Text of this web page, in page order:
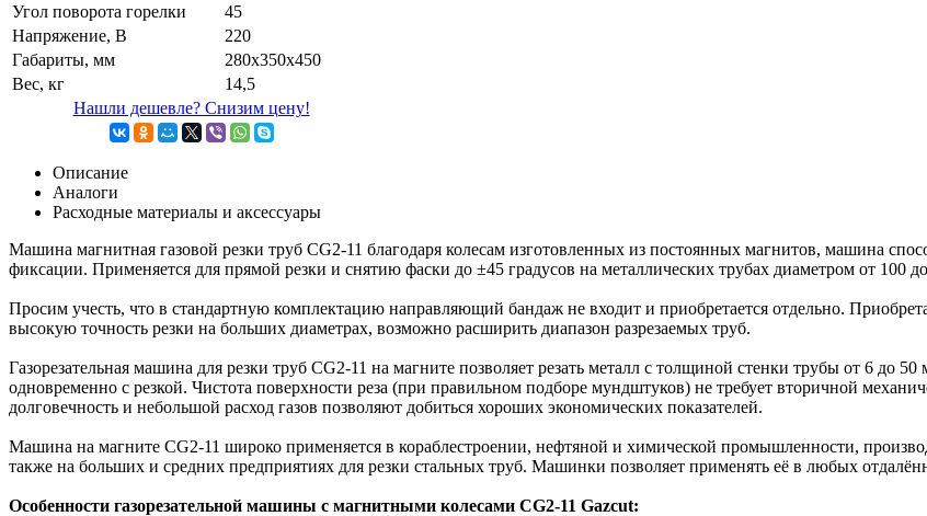
Угол поворота горелки
45
Напряжение, В
220
Габариты, мм
280х350х450
Вес, кг
14,5
Нашли дешевле? Снизим цену!
Описание
Аналоги
Расходные материалы и аксессуары
Машина магнитная газовой резки труб CG2-11 благодаря колесам изготовленных из постоянных магнитов, машина
фиксации. Применяется для прямой резки и снятию фаски до ±45 градусов на металлических трубах диаметром от 100
Просим учесть, что в стандартную комплектацию направляющий бандаж не входит и приобретается отдельно.
высокую точность резки на больших диаметрах, возможно расширить диапазон разрезаемых труб.
Газорезательная машина для резки труб CG2-11 на магните позволяет резать металл с толщиной стенки трубы от 6 до
одновременно с резкой. Чистота поверхности реза (при правильном подборе мундштуков) не требует вторичной
долговечность и небольшой расход газов позволяют добиться хороших экономических показателей.
Машина на магните CG2-11 широко применяется в кораблестроении, нефтяной и химической промышленности,
также на больших и средних предприятиях для резки стальных труб. Машинки позволяет применять её в любых
Особенности газорезательной машины с магнитными колесами CG2-11 Gazcut: